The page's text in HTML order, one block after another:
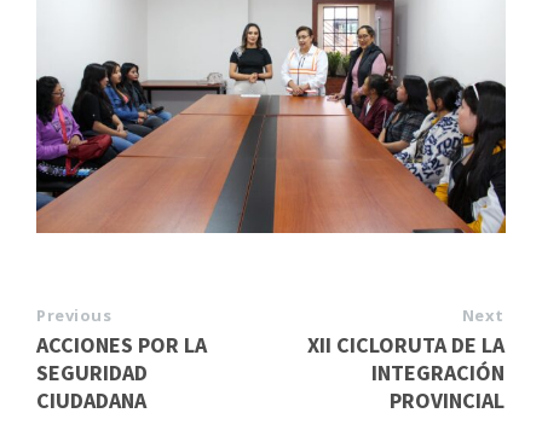
Previous
ACCIONES POR LA
SEGURIDAD
CIUDADANA
Next
XII CICLORUTA DE LA
INTEGRACIÓN
PROVINCIAL